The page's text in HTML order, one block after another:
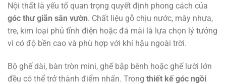
Nội thất là yếu tố quan trọng quyết định phong cách của
góc thư giãn sân vườn. Chất liệu gỗ chịu nước, mây nhựa,
tre, kim loại phủ tĩnh điện hoặc đá mài là lựa chọn lý tưởng
vì có độ bền cao và phù hợp với khí hậu ngoài trời.
Bộ ghế dài, bàn tròn mini, ghế bập bênh hoặc ghế lười lớn
đều có thể trở thành điểm nhấn. Trong thiết kế góc ngồi